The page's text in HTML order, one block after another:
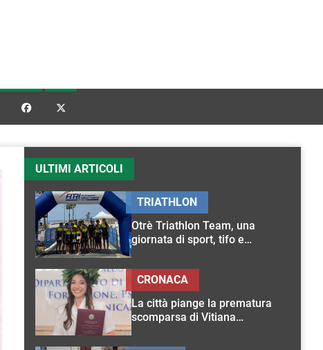
 
ULTIMI ARTICOLI
Otrè Triathlon Team, una
giornata di sport, tifo e
TRIATHLON
La città piange la prematura
scomparsa di Vitiana
CRONACA